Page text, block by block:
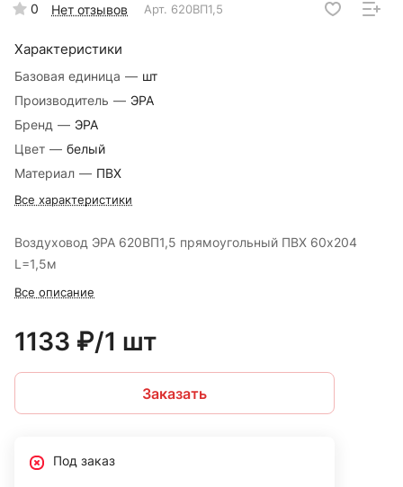
0 Нет отзывов Арт. 620ВП1,5
Характеристики
Базовая единица — шт
Производитель — ЭРА
Бренд — ЭРА
Цвет — белый
Материал — ПВХ
Все характеристики
Воздуховод ЭРА 620ВП1,5 прямоугольный ПВХ 60х204
L=1,5м
Все описание
1133 ₽/1 шт
Заказать
Под заказ